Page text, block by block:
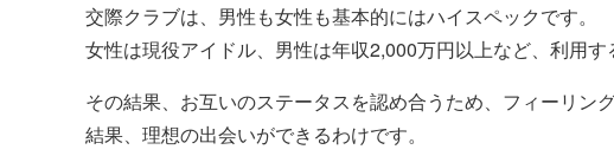
交際クラブは、男性も女性も基本的にはハイスペックです。
女性は現役アイドル、男性は年収2,000万円以上など、利用
その結果、お互いのステータスを認め合うため、フィーリン
結果、理想の出会いができるわけです。